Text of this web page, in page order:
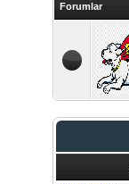
Forumlar